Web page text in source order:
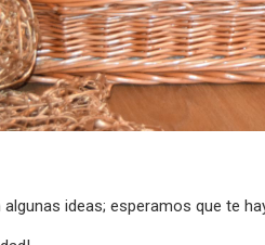
ideas; esperamos que te